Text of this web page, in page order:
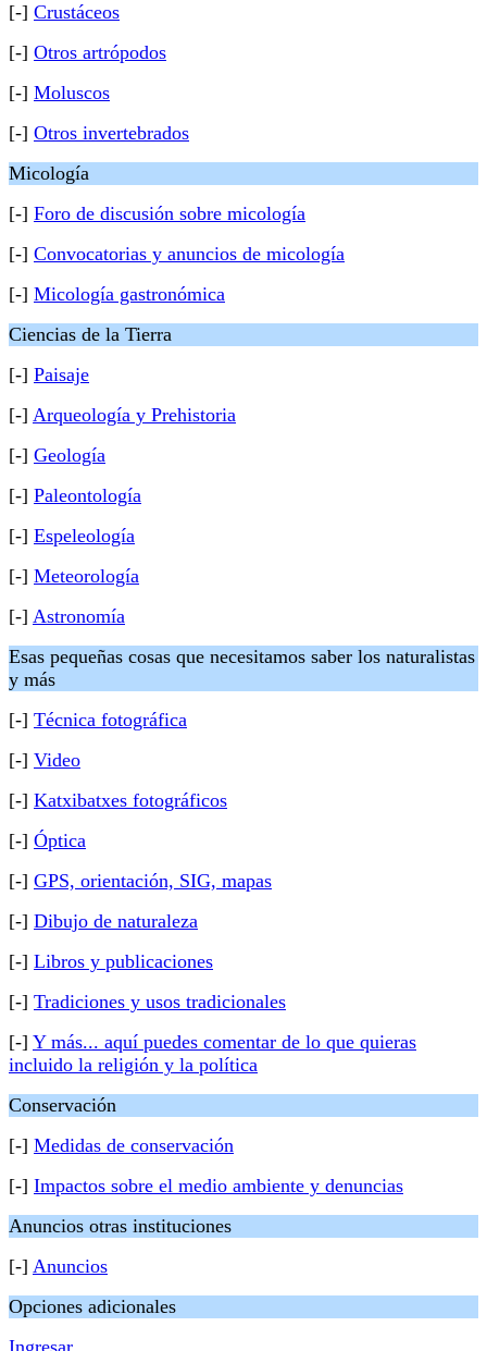
[-] Crustáceos
[-] Otros artrópodos
[-] Moluscos
[-] Otros invertebrados
Micología
[-] Foro de discusión sobre micología
[-] Convocatorias y anuncios de micología
[-] Micología gastronómica
Ciencias de la Tierra
[-] Paisaje
[-] Arqueología y Prehistoria
[-] Geología
[-] Paleontología
[-] Espeleología
[-] Meteorología
[-] Astronomía
Esas pequeñas cosas que necesitamos saber los naturalistas
y más
[-] Técnica fotográfica
[-] Video
[-] Katxibatxes fotográficos
[-] Óptica
[-] GPS, orientación, SIG, mapas
[-] Dibujo de naturaleza
[-] Libros y publicaciones
[-] Tradiciones y usos tradicionales
[-] Y más... aquí puedes comentar de lo que quieras
incluido la religión y la política
Conservación
[-] Medidas de conservación
[-] Impactos sobre el medio ambiente y denuncias
Anuncios otras instituciones
[-] Anuncios
Opciones adicionales
Ingresar